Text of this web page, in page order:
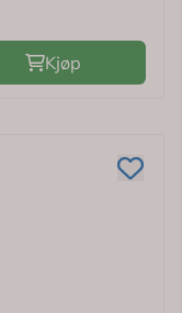
Kjøp